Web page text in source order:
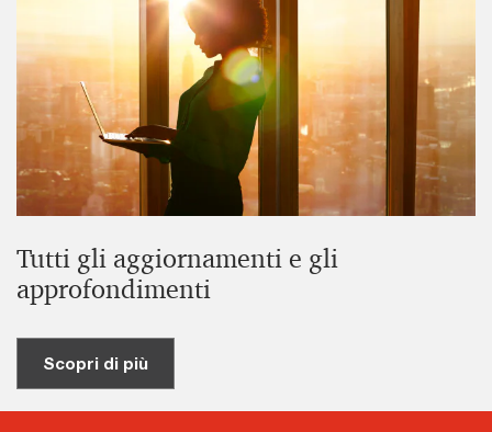
Tutti gli aggiornamenti e gli
approfondimenti
Scopri di più